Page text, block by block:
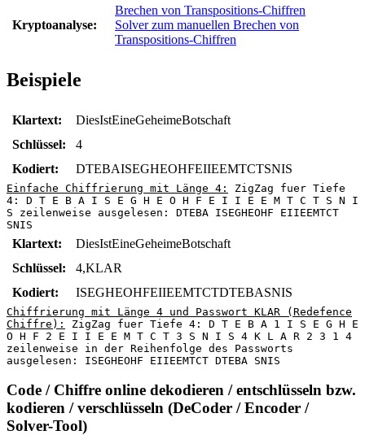
Kryptoanalyse:
Brechen von Transpositions-Chiffren
Solver zum manuellen Brechen von
Transpositions-Chiffren
Beispiele
Klartext:
DiesIstEineGeheimeBotschaft
Schlüssel:
4
Kodiert:
DTEBAISEGHEOHFEIIEEMTCTSNIS
Einfache Chiffrierung mit Länge 4:
ZigZag fuer Tiefe
4: D T E B A I S E G H E O H F E I I E E M T C T S N I
S zeilenweise ausgelesen: DTEBA ISEGHEOHF EIIEEMTCT
SNIS
Klartext:
DiesIstEineGeheimeBotschaft
Schlüssel:
4,KLAR
Kodiert:
ISEGHEOHFEIIEEMTCTDTEBASNIS
Chiffrierung mit Länge 4 und Passwort KLAR (Redefence
Chiffre):
ZigZag fuer Tiefe 4: D T E B A 1 I S E G H E
O H F 2 E I I E E M T C T 3 S N I S 4 K L A R 2 3 1 4
zeilenweise in der Reihenfolge des Passworts
ausgelesen: ISEGHEOHF EIIEEMTCT DTEBA SNIS
Code / Chiffre online dekodieren / entschlüsseln bzw.
kodieren / verschlüsseln (DeCoder / Encoder /
Solver-Tool)